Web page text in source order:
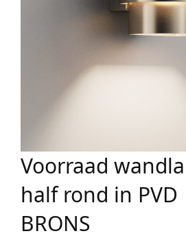
Voorraad
half rond in PVD
BRONS